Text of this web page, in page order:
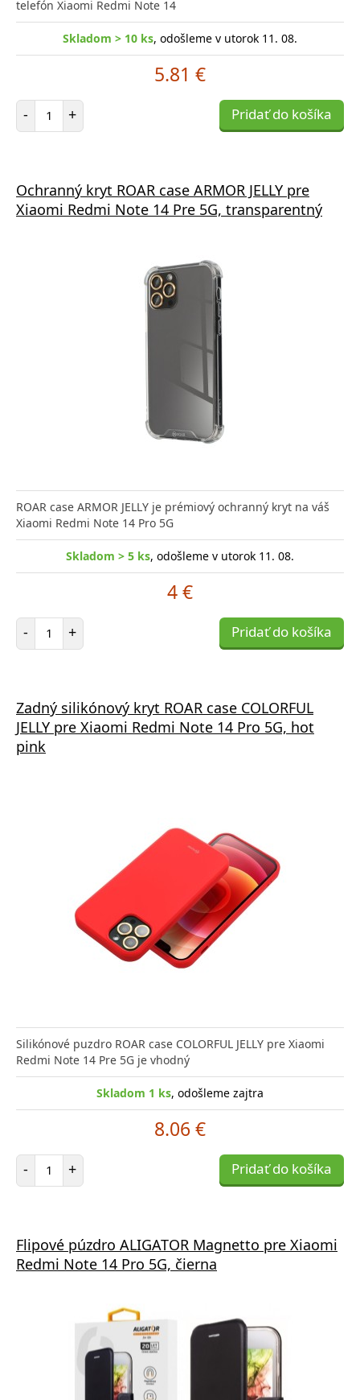
telefón Xiaomi Redmi Note 14
Skladom > 10 ks, odošleme v utorok 11. 08.
5.81 €
- Počet položiek
+ Pridať do košíka
Ochranný kryt ROAR case ARMOR JELLY pre
Xiaomi Redmi Note 14 Pre 5G, transparentný
ROAR case ARMOR JELLY je prémiový ochranný kryt na váš
Xiaomi Redmi Note 14 Pro 5G
Skladom > 5 ks, odošleme v utorok 11. 08.
4 €
- Počet položiek
+ Pridať do košíka
Zadný silikónový kryt ROAR case COLORFUL
JELLY pre Xiaomi Redmi Note 14 Pro 5G, hot
pink
Silikónové puzdro ROAR case COLORFUL JELLY pre Xiaomi
Redmi Note 14 Pre 5G je vhodný
Skladom 1 ks, odošleme zajtra
8.06 €
- Počet položiek
+ Pridať do košíka
Flipové púzdro ALIGATOR Magnetto pre Xiaomi
Redmi Note 14 Pro 5G, čierna